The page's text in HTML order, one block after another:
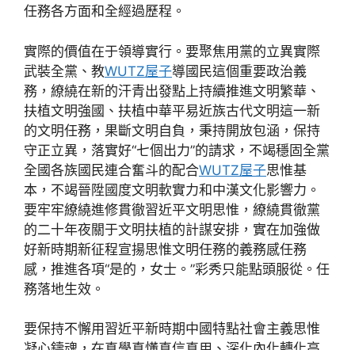
任務各方面和全經過歷程。
實際的價值在于領導實行。要聚焦用黨的立異實際
武裝全黨、教WUTZ屋子導國民這個重要政治義
務，繚繞在新的汗青出發點上持續推進文明繁華、
扶植文明強國、扶植中華平易近族古代文明這一新
的文明任務，果斷文明自負，秉持開放包涵，保持
守正立異，落實好“七個出力”的請求，不竭穩固全黨
全國各族國民連合奮斗的配合WUTZ屋子思惟基
本，不竭晉陞國度文明軟實力和中漢文化影響力。
要牢牢繚繞進修貫徹習近平文明思惟，繚繞貫徹黨
的二十年夜關于文明扶植的計謀安排，實在加強做
好新時期新征程宣揚思惟文明任務的義務感任務
感，推進各項“是的，女士。”彩秀只能點頭服從。任
務落地生效。
要保持不懈用習近平新時期中國特點社會主義思惟